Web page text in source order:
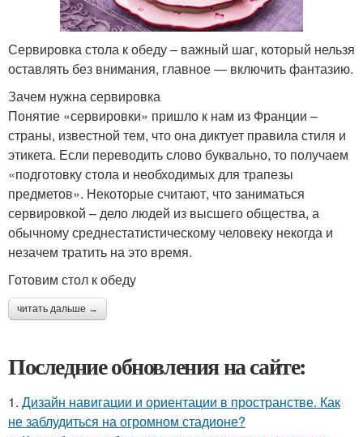
Сервировка стола к обеду – важный шаг, который нельзя
оставлять без внимания, главное — включить фантазию.
Зачем нужна сервировка
Понятие «сервировки» пришло к нам из Франции –
страны, известной тем, что она диктует правила стиля и
этикета. Если переводить слово буквально, то получаем
«подготовку стола и необходимых для трапезы
предметов». Некоторые считают, что заниматься
сервировкой – дело людей из высшего общества, а
обычному среднестатистическому человеку некогда и
незачем тратить на это время.
Готовим стол к обеду
читать дальше →
Последние обновления на сайте:
1. Дизайн навигации и ориентации в пространстве. Как
не заблудиться на огромном стадионе?